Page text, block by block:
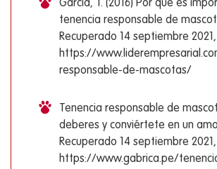
García, T. (2016) Por qué es
tenencia responsable de
Recuperado 14 septiembre
https://
responsable-de-mascotas/
Tenencia responsable de
deberes y conviértete en un
Recuperado 14 septiembre
https://www.gabrica.pe/